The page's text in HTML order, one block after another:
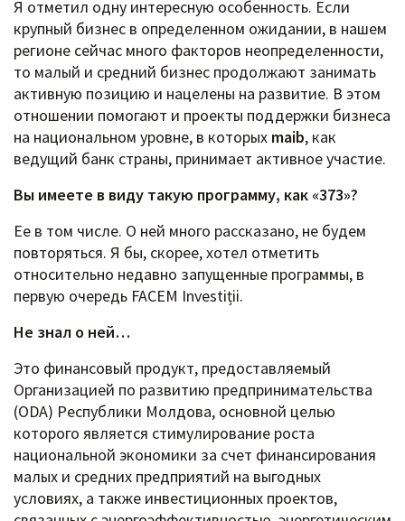
Я отметил одну интересную особенность. Если
крупный бизнес в определенном ожидании, в нашем
регионе сейчас много факторов неопределенности,
то малый и средний бизнес продолжают занимать
активную позицию и нацелены на развитие. В этом
отношении помогают и проекты поддержки бизнеса
на национальном уровне, в которых maib, как
ведущий банк страны, принимает активное участие.
Вы имеете в виду такую программу, как «373»?
Ее в том числе. О ней много рассказано, не будем
повторяться. Я бы, скорее, хотел отметить
относительно недавно запущенные программы, в
первую очередь FACEM Investiții.
Не знал о ней…
Это финансовый продукт, предоставляемый
Организацией по развитию предпринимательства
(ODA) Республики Молдова, основной целью
которого является стимулирование роста
национальной экономики за счет финансирования
малых и средних предприятий на выгодных
условиях, а также инвестиционных проектов,